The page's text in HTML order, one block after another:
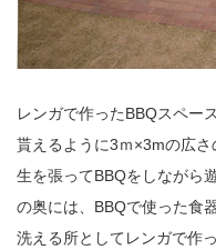
レンガで作ったBBQスペー
貰えるように3ｍ×3mの広
生を張ってBBQをしながら
の奥には、BBQで使った食
洗える所としてレンガで作